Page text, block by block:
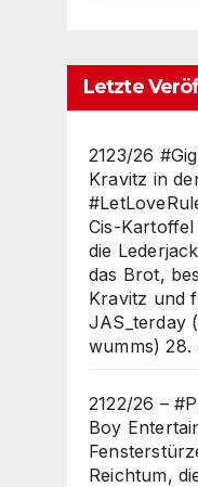
Letzte
2123/26
Kravitz in
Cis-
die
das Brot,
Kravitz und
JAS_terday
wumms) 28.
2122/26 –
Boy
Reichtum,